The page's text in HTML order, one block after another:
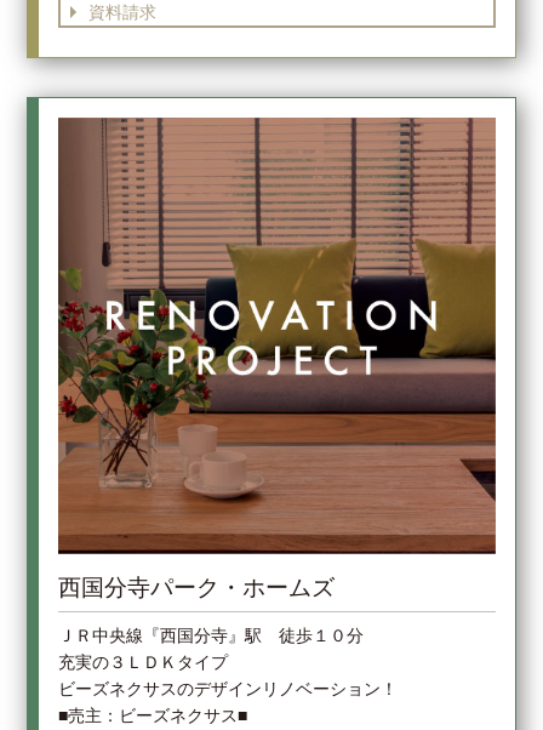
資料請求
西国分寺パーク・ホームズ
ＪＲ中央線『西国分寺』駅 徒歩１０分
充実の３ＬＤＫタイプ
ビーズネクサスのデザインリノベーション！
■売主：ビーズネクサス■